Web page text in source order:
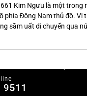
Kim Ngưu là một
phía Đông Nam thủ đô.
sầm uất di chuyển qua